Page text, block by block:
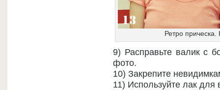
Ретро прическа.
9) Расправьте валик с
фото.
10) Закрепите
11) Используйте лак для